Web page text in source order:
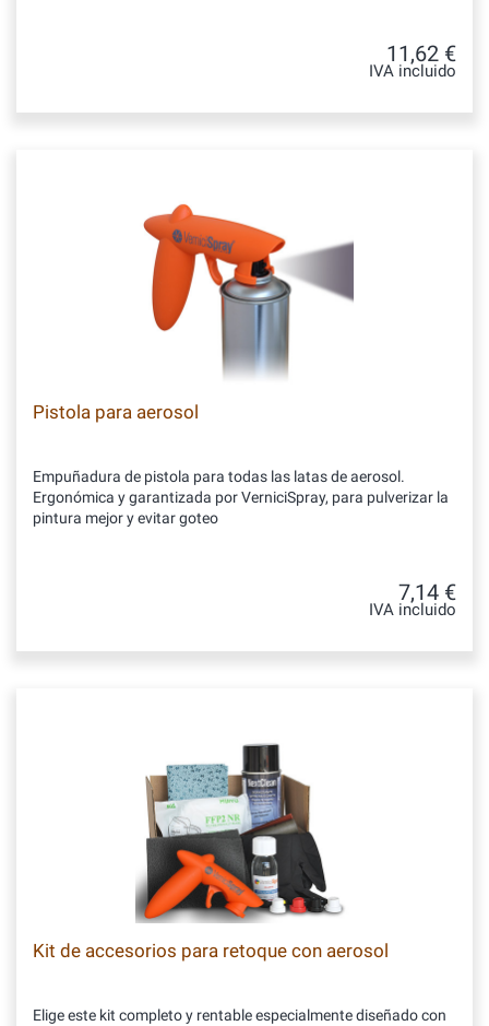
11,62 €
IVA incluido
Pistola para aerosol
Empuñadura de pistola para todas las latas de aerosol.
Ergonómica y garantizada por VerniciSpray, para pulverizar la
pintura mejor y evitar goteo
7,14 €
IVA incluido
Kit de accesorios para retoque con aerosol
Elige este kit completo y rentable especialmente diseñado con